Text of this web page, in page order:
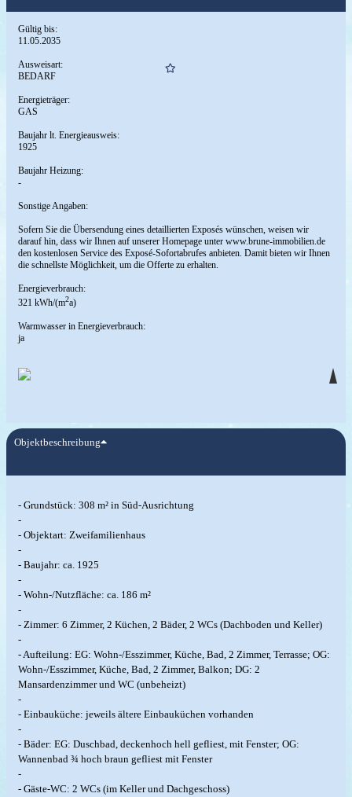
Gültig bis:
11.05.2035
Ausweisart:
BEDARF
Energieträger:
GAS
Baujahr lt. Energieausweis:
1925
Baujahr Heizung:
-
Sonstige Angaben:
Sofern Sie die Übersendung eines detaillierten Exposés wünschen, weisen wir
darauf hin, dass wir Ihnen auf unserer Homepage unter www.brune-immobilien.de
den kostenlosen Service des Exposé-Sofortabrufes anbieten. Damit bieten wir Ihnen
die schnellste Möglichkeit, um die Offerte zu erhalten.
Energieverbrauch:
321 kWh/(m2a)
Warmwasser in Energieverbrauch:
ja
Objektbeschreibung
- Grundstück: 308 m² in Süd-Ausrichtung
-
- Objektart: Zweifamilienhaus
-
- Baujahr: ca. 1925
-
- Wohn-/Nutzfläche: ca. 186 m²
-
- Zimmer: 6 Zimmer, 2 Küchen, 2 Bäder, 2 WCs (Dachboden und Keller)
-
- Aufteilung: EG: Wohn-/Esszimmer, Küche, Bad, 2 Zimmer, Terrasse; OG:
Wohn-/Esszimmer, Küche, Bad, 2 Zimmer, Balkon; DG: 2
Mansardenzimmer und WC (unbeheizt)
-
- Einbauküche: jeweils ältere Einbauküchen vorhanden
-
- Bäder: EG: Duschbad, deckenhoch hell gefliest, mit Fenster; OG:
Wannenbad ¾ hoch braun gefliest mit Fenster
-
- Gäste-WC: 2 WCs (im Keller und Dachgeschoss)